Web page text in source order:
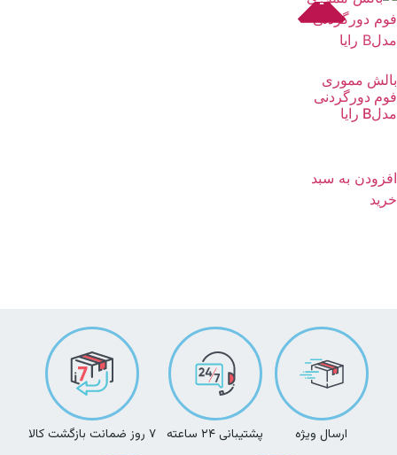
بالش مموری
فوم دورگردنی
مدلB رایا
افزودن به سبد
خرید
ارسال ویژه پشتیبانی ۲۴ ساعته ۷ روز ضمانت بازگشت کالا